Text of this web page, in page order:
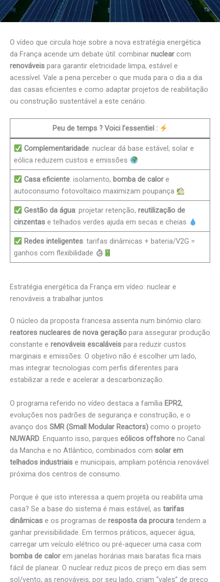
O vídeo que circula hoje sobre a nova estratégia energética
da França acende um debate útil: combinar nuclear com
renováveis para garantir eletricidade limpa, estável e
acessível. Vale a pena perceber o que muda para o dia a dia
das casas eficientes e como adaptar projetos de reabilitação
ou construção sustentável a este cenário.
Peu de temps ? Voici l’essentiel :
Complementaridade: nuclear dá base estável; solar e
eólica reduzem custos e emissões
Casa eficiente: isolamento, bomba de calore
autoconsumo fotovoltaico maximizam poupança
Gestão da água: projetar retenção, reutilização de
cinzentas e telhados verdes ajuda em secas e cheias
Redes inteligentes: tarifas dinâmicas + bateria/V2G =
ganhos com flexibilidade
Estratégia energética da França em vídeo: nuclear e
renováveis a trabalhar juntos
O núcleo da proposta francesa assenta num binómio claro:
reatores nucleares de nova geração para assegurar produção
constante e renováveis escaláveis para reduzir custos
marginais e emissões. O objetivo não é escolher um lado,
mas integrar tecnologias com perfis diferentes para
estabilizar a rede e acelerar a descarbonização.
O programa referido no vídeo destaca a família EPR2,
evoluções nos padrões de segurança e construção, e o
avanço dos SMR (Small Modular Reactors) como o projeto
NUWARD. Enquanto isso, parques eólicos offshore no Canal
da Mancha e no Atlântico, combinados com solar em
telhados industriais e municipais, ampliam potência renovável
próxima dos centros de consumo.
Porque é que isto interessa a quem projeta ou reabilita uma
casa? Se a base do sistema é mais estável, as tarifas
dinâmicas e os programas de resposta da procura tendem a
ganhar previsibilidade. Em termos práticos, aquecer água,
carregar um veículo elétrico ou pré-aquecer uma casa com
bomba de calor em janelas horárias mais baratas fica mais
fácil de planear. O nuclear reduz picos de preço em dias sem
sol/vento; as renováveis, por seu lado, criam “vales” de preço